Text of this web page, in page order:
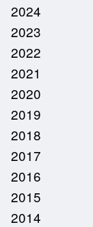
2024
2023
2022
2021
2020
2019
2018
2017
2016
2015
2014